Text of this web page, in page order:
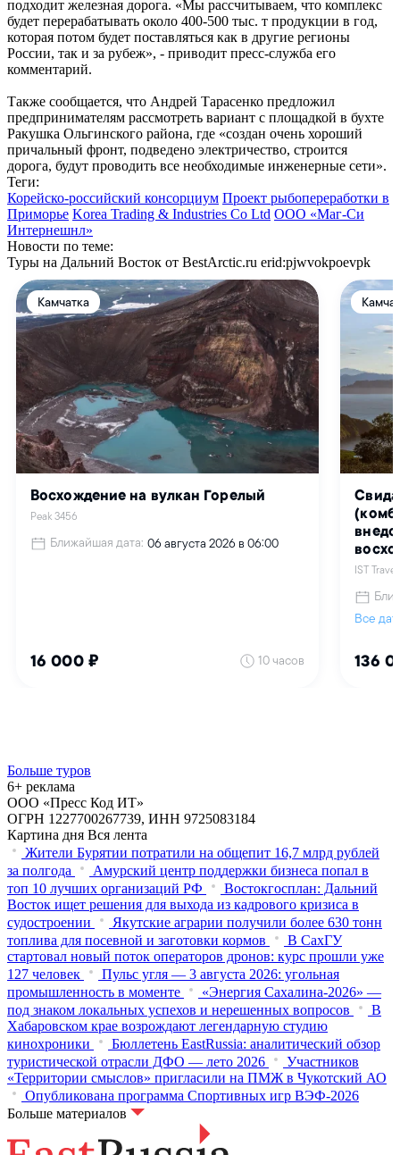
подходит железная дорога. «Мы рассчитываем, что комплекс
будет перерабатывать около 400-500 тыс. т продукции в год,
которая потом будет поставляться как в другие регионы
России, так и за рубеж», - приводит пресс-служба его
комментарий.
Также сообщается, что Андрей Тарасенко предложил
предпринимателям рассмотреть вариант с площадкой в бухте
Ракушка Ольгинского района, где «создан очень хороший
причальный фронт, подведено электричество, строится
дорога, будут проводить все необходимые инженерные сети».
Теги:
Корейско-российский консорциум Проект рыбопереработки в
Приморье Korea Trading & Industries Co Ltd ООО «Маг-Си
Интернешнл»
Новости по теме:
Туры на Дальний Восток от BestArctic.ru erid:pjwvokpoevpk
Больше туров
6+ реклама
ООО «Пресс Код ИТ»
ОГРН 1227700267739, ИНН 9725083184
Картина дня Вся лента
Жители Бурятии потратили на общепит 16,7 млрд рублей
за полгода
Амурский центр поддержки бизнеса попал в
топ 10 лучших организаций РФ
Востокгосплан: Дальний
Восток ищет решения для выхода из кадрового кризиса в
судостроении
Якутские аграрии получили более 630 тонн
топлива для посевной и заготовки кормов
В СахГУ
стартовал новый поток операторов дронов: курс прошли уже
127 человек
Пульс угля — 3 августа 2026: угольная
промышленность в моменте
«Энергия Сахалина-2026» —
под знаком локальных успехов и нерешенных вопросов
В
Хабаровском крае возрождают легендарную студию
кинохроники
Бюллетень EastRussia: аналитический обзор
туристической отрасли ДФО — лето 2026
Участников
«Территории смыслов» пригласили на ПМЖ в Чукотский АО
Опубликована программа Спортивных игр ВЭФ-2026
Больше материалов